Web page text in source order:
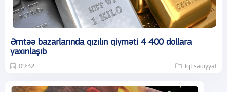
Əmtəə bazarlarında qızılın qiyməti 4 400 dollara
yaxınlaşıb
09:32 İqtisadiyyat